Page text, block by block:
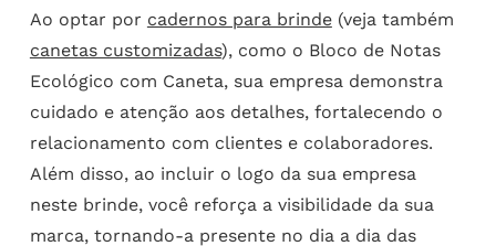
Ao optar por cadernos para brinde(veja também
canetas customizadas), como o Bloco de Notas
Ecológico com Caneta, sua empresa demonstra
cuidado e atenção aos detalhes, fortalecendo o
relacionamento com clientes e colaboradores.
Além disso, ao incluir o logo da sua empresa
neste brinde, você reforça a visibilidade da sua
marca, tornando-a presente no dia a dia das